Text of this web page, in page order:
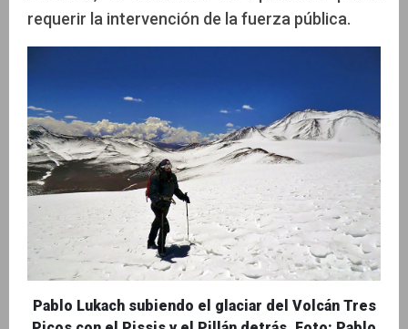
requerir la intervención de la fuerza pública.
Pablo Lukach subiendo el glaciar del Volcán Tres